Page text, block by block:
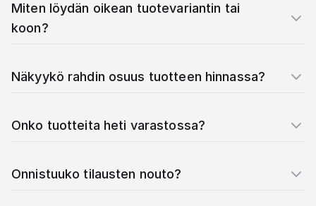
Miten löydän oikean tuotevariantin tai
koon?
Näkyykö rahdin osuus tuotteen hinnassa?
Onko tuotteita heti varastossa?
Onnistuuko tilausten nouto?